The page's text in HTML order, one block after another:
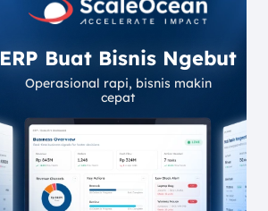
ERP Buat Bisnis Ngebut
Operasional rapi, bisnis makin
cepat